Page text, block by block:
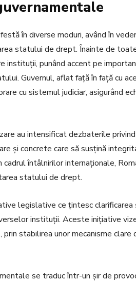
în diverse moduri, având în
statului de drept. Înainte de
punând accent pe
Guvernul, aflat față în față cu
cu sistemul judiciar, asigurând
au intensificat dezbaterile
și concrete care să susțină
întâlnirilor internaționale,
statului de drept.
legislative ce țintesc clarificarea
instituții. Aceste inițiative
stabilirea unor mecanisme clare
se traduc într-un șir de